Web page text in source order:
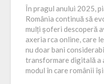
În pragul anului 2025,
România continuă să
mulți șoferi descoperă
axeria rca online, care
nu doar bani
transformare digitală a
modul în care românii